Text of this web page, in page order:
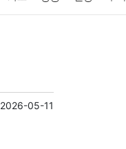
2026-05-11